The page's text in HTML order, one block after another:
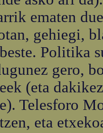
ematen
gehiegi,
Politika
gero,
(eta
Telesforo
eta